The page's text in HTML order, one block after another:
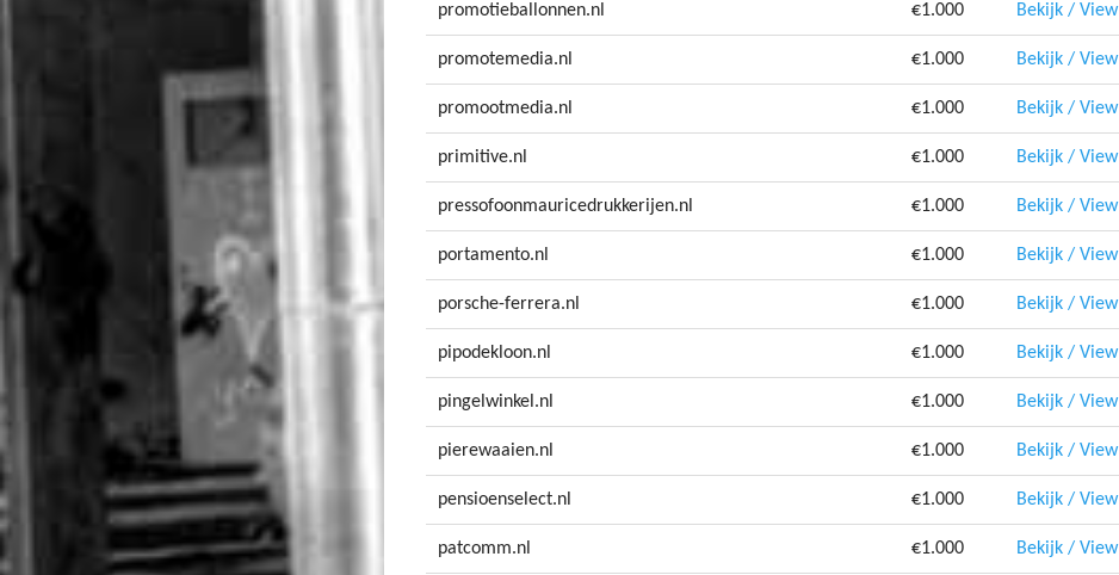
promotieballonnen.nl €1.000 Bekijk / View
promotemedia.nl €1.000 Bekijk / View
promootmedia.nl €1.000 Bekijk / View
primitive.nl €1.000 Bekijk / View
pressofoonmauricedrukkerijen.nl €1.000 Bekijk / View
portamento.nl €1.000 Bekijk / View
porsche-ferrera.nl €1.000 Bekijk / View
pipodekloon.nl €1.000 Bekijk / View
pingelwinkel.nl €1.000 Bekijk / View
pierewaaien.nl €1.000 Bekijk / View
pensioenselect.nl €1.000 Bekijk / View
patcomm.nl €1.000 Bekijk / View